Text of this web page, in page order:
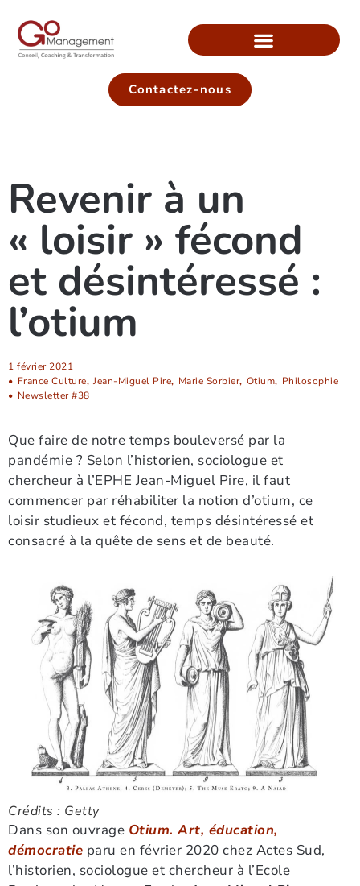
Contactez-nous
Revenir à un
« loisir » fécond
et désintéressé :
l’otium
1 février 2021
• France Culture, Jean-Miguel Pire, Marie Sorbier, Otium, Philosophie
• Newsletter #38
Que faire de notre temps bouleversé par la
pandémie ? Selon l’historien, sociologue et
chercheur à l’EPHE Jean-Miguel Pire, il faut
commencer par réhabiliter la notion d’otium, ce
loisir studieux et fécond, temps désintéressé et
consacré à la quête de sens et de beauté.
Crédits : Getty
Dans son ouvrage Otium. Art, éducation,
démocratie paru en février 2020 chez Actes Sud,
l’historien, sociologue et chercheur à l’Ecole